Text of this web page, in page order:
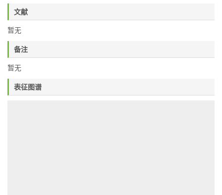
文献
暂无
备注
暂无
表征图谱